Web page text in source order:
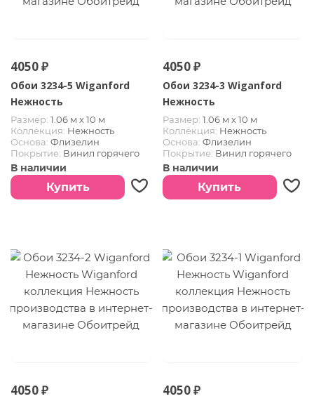
4050 ₽
Обои 3234-5 Wiganford
Нежность
Размер: 1.06 м х 10 м
Коллекция: Нежность
Основа: Флизелин
Покрытие: Винил горячего
тиснения
В наличии
Купить
4050 ₽
Обои 3234-3 Wiganford
Нежность
Размер: 1.06 м х 10 м
Коллекция: Нежность
Основа: Флизелин
Покрытие: Винил горячего
тиснения
В наличии
Купить
4050 ₽ 4050 ₽